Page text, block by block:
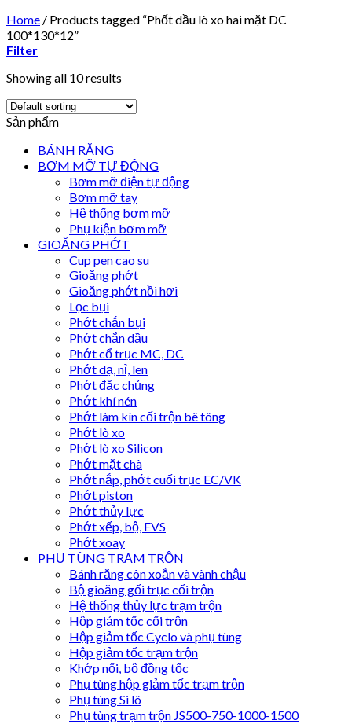
Home / Products tagged “Phốt dầu lò xo hai mặt DC
100*130*12”
Filter
Showing all 10 results
Sản phẩm
BÁNH RĂNG
BƠM MỠ TỰ ĐỘNG
Bơm mỡ điện tự động
Bơm mỡ tay
Hệ thống bơm mỡ
Phụ kiện bơm mỡ
GIOĂNG PHỚT
Cup pen cao su
Gioăng phớt
Gioăng phớt nồi hơi
Lọc bụi
Phớt chắn bụi
Phớt chắn dầu
Phớt cổ trục MC, DC
Phớt dạ, nỉ, len
Phớt đặc chủng
Phớt khí nén
Phớt làm kín cối trộn bê tông
Phớt lò xo
Phớt lò xo Silicon
Phớt mặt chà
Phớt nắp, phớt cuối trục EC/VK
Phớt piston
Phớt thủy lực
Phớt xếp, bộ, EVS
Phớt xoay
PHỤ TÙNG TRẠM TRỘN
Bánh răng côn xoắn và vành chậu
Bộ gioăng gối trục cối trộn
Hệ thống thủy lực trạm trộn
Hộp giảm tốc cối trộn
Hộp giảm tốc Cyclo và phụ tùng
Hộp giảm tốc trạm trộn
Khớp nối, bộ đồng tốc
Phụ tùng hộp giảm tốc trạm trộn
Phụ tùng Si lô
Phụ tùng trạm trộn JS500-750-1000-1500